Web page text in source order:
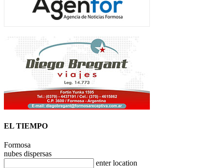
EL TIEMPO
Formosa
nubes dispersas
enter location